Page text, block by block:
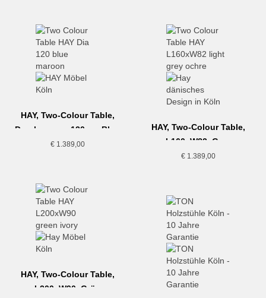
HAY, Two-Colour Table,
Durchmesser 120cm, Blau
€1.389,00
HAY, Two-Colour Table,
L160xW82, Grau
€ 1.389,00
HAY, Two-Colour Table,
L200xW90, Grün